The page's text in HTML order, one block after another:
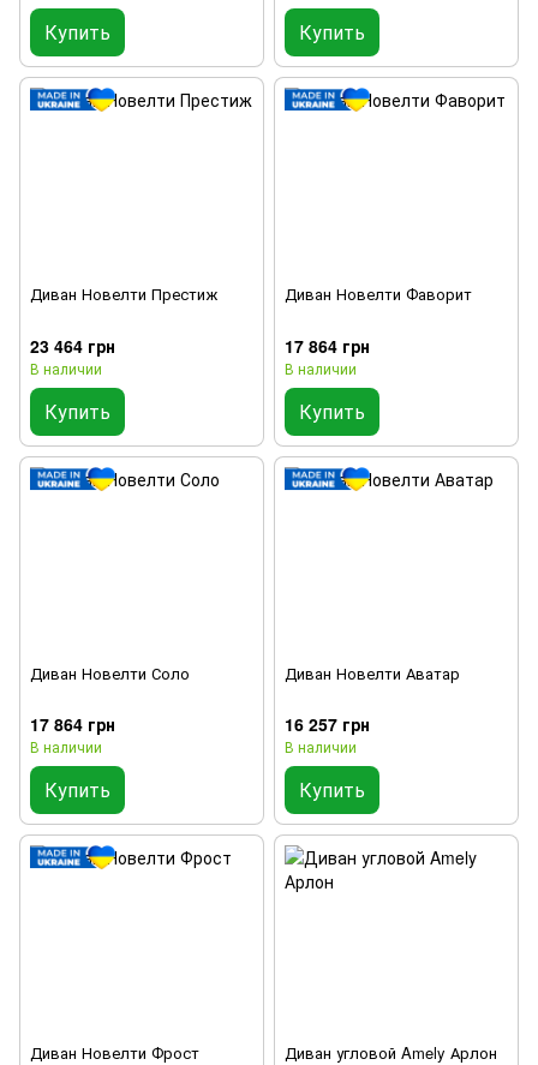
Купить Купить
Диван Новелти Престиж
23 464 грн
В наличии
Купить
Диван Новелти Фаворит
17 864 грн
В наличии
Купить
Диван Новелти Соло
17 864 грн
В наличии
Купить
Диван Новелти Аватар
16 257 грн
В наличии
Купить
Диван Новелти Фрост Диван угловой Amely Арлон